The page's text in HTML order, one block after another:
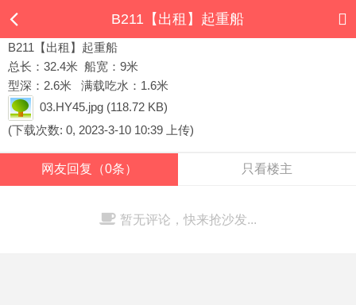
B211【出租】起重船
B211【出租】起重船
总长：32.4米 船宽：9米
型深：2.6米 满载吃水：1.6米
03.HY45.jpg (118.72 KB)
(下载次数: 0, 2023-3-10 10:39 上传)
网友回复（0条） 只看楼主
暂无评论，快来抢沙发...